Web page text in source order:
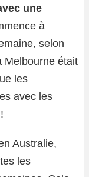
une
à
selon
Melbourne était
les
avec les
Australie,
les